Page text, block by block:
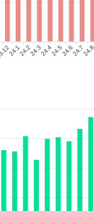
24.124.224.324.424.524.624.7